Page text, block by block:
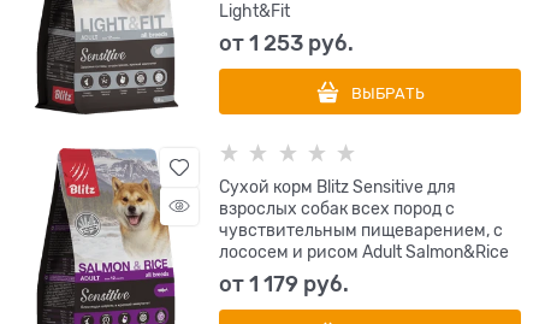
Light&Fit
от1 253 руб.
ВЫБРАТЬ
Сухой корм Blitz Sensitive для
взрослых собак всех пород с
чувствительным пищеварением, с
лососем и рисом Adult Salmon&Rice
от1 179 руб.